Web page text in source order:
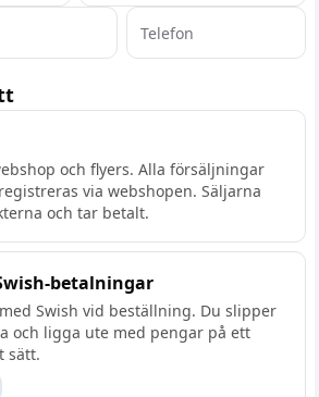
och flyers. Alla försäljningar
via webshopen. Säljarna
och tar betalt.
betalningar
Swish vid beställning. Du slipper
och ligga ute med pengar på ett
sätt.